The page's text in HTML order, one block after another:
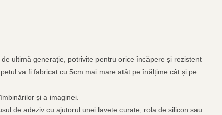
ultimă generație, potrivite pentru orice încăpere și rezistent
va fi fabricat cu 5cm mai mare atât pe înălțime cât și pe
și a imaginei.
de adeziv cu ajutorul unei lavete curate, rola de silicon sau